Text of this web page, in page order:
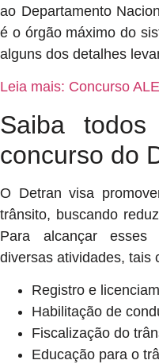
ao Departamento
é o órgão máximo do
alguns dos detalhes
Leia mais: Concurso
Saiba
concurso do
O Detran visa
trânsito, buscando
Para alcançar
diversas atividades, tais
Registro e
Habilitação de
Fiscalização do
Educação para o